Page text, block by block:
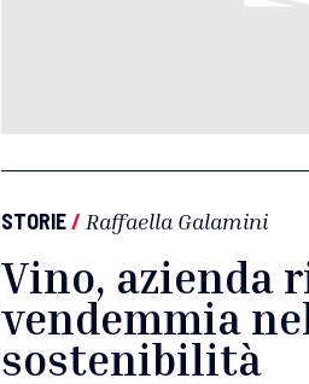
STORIE/ Raffaella Galamini
Vino, azienda
vendemmia
sostenibilità